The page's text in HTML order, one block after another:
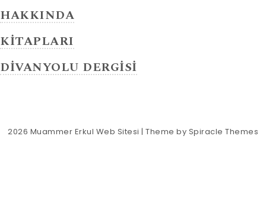
HAKKINDA
KİTAPLARI
DİVANYOLU DERGİSİ
2026 Muammer Erkul Web Sitesi | Theme by Spiracle Themes